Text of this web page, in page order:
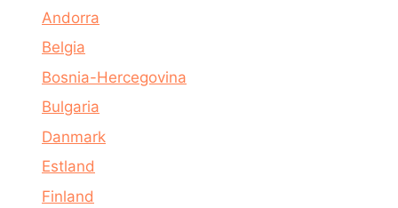
Andorra
Belgia
Bosnia-Hercegovina
Bulgaria
Danmark
Estland
Finland